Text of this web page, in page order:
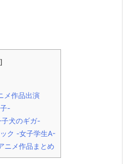
]
メ作品出演
-
犬のギガ-
ク -女子学生A-
ニメ作品まとめ